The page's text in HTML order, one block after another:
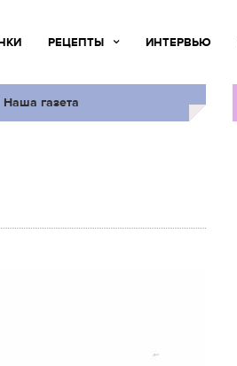
РЕЦЕПТЫ ИНТЕРВЬЮ
Наша газета